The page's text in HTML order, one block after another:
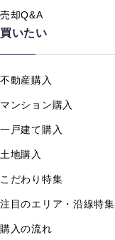
売却Q&A
買いたい
不動産購入
マンション購入
一戸建て購入
土地購入
こだわり特集
注目のエリア・沿線特集
購入の流れ